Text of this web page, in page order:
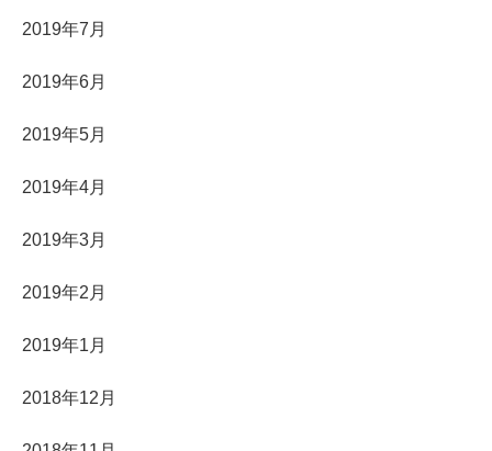
2019年7月
2019年6月
2019年5月
2019年4月
2019年3月
2019年2月
2019年1月
2018年12月